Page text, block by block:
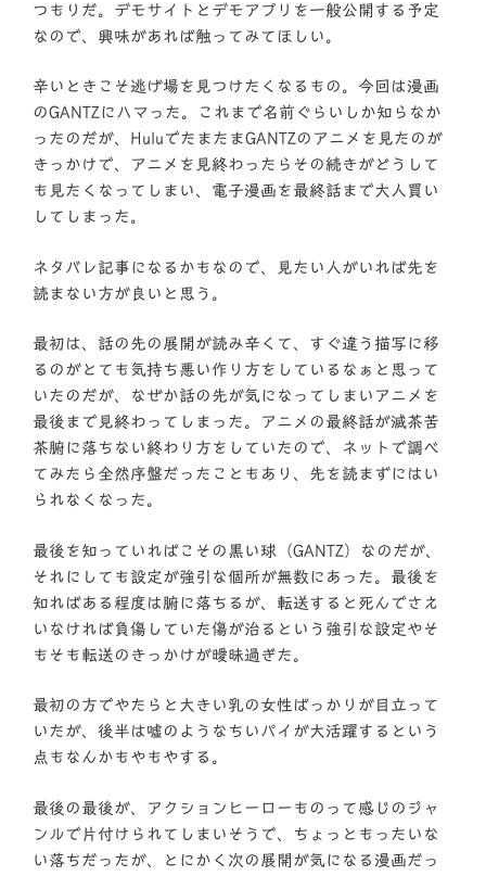
つもりだ。デモサイトとデモアプリを一般公開する予定
なので、興味があれば触ってみてほしい。
辛いときこそ逃げ場を見つけたくなるもの。今回は漫画
のGANTZにハマった。これまで名前ぐらいしか知らなか
ったのだが、HuluでたまたまGANTZのアニメを見たのが
きっかけで、アニメを見終わったらその続きがどうして
も見たくなってしまい、電子漫画を最終話まで大人買い
してしまった。
ネタバレ記事になるかもなので、見たい人がいれば先を
読まない方が良いと思う。
最初は、話の先の展開が読み辛くて、すぐ違う描写に移
るのがとても気持ち悪い作り方をしているなぁと思って
いたのだが、なぜか話の先が気になってしまいアニメを
最後まで見終わってしまった。アニメの最終話が滅茶苦
茶腑に落ちない終わり方をしていたので、ネットで調べ
てみたら全然序盤だったこともあり、先を読まずにはい
られなくなった。
最後を知っていればこその黒い球（GANTZ）なのだが、
それにしても設定が強引な個所が無数にあった。最後を
知ればある程度は腑に落ちるが、転送すると死んでさえ
いなければ負傷していた傷が治るという強引な設定やそ
もそも転送のきっかけが曖昧過ぎた。
最初の方でやたらと大きい乳の女性ばっかりが目立って
いたが、後半は嘘のようなちいパイが大活躍するという
点もなんかもやもやする。
最後の最後が、アクションヒーローものって感じのジャ
ンルで片付けられてしまいそうで、ちょっともったいな
い落ちだったが、とにかく次の展開が気になる漫画だっ